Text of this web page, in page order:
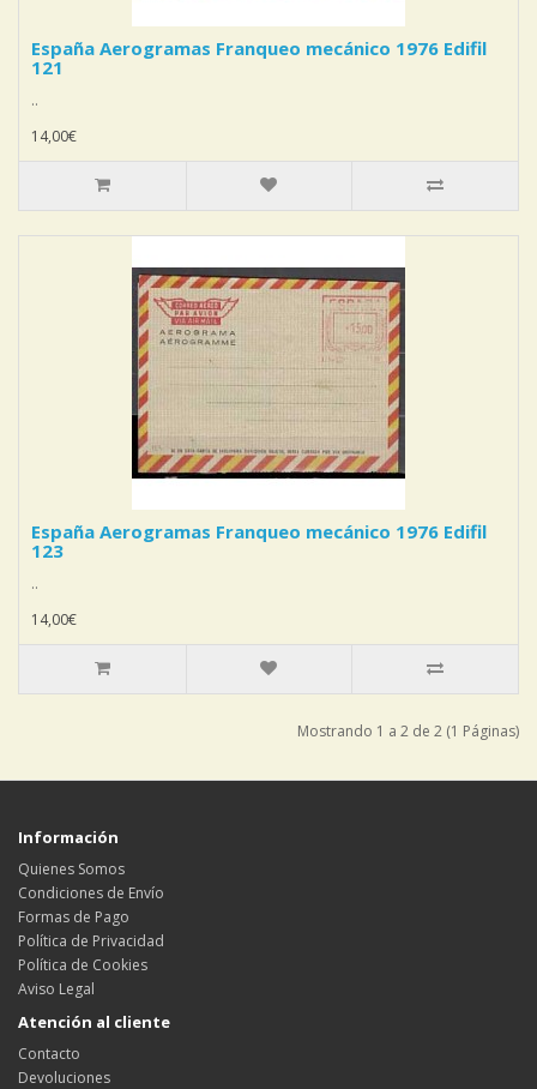
España Aerogramas Franqueo mecánico 1976 Edifil
121
..
14,00€
España Aerogramas Franqueo mecánico 1976 Edifil
123
..
14,00€
Mostrando 1 a 2 de 2 (1 Páginas)
Información
Quienes Somos
Condiciones de Envío
Formas de Pago
Política de Privacidad
Política de Cookies
Aviso Legal
Atención al cliente
Contacto
Devoluciones